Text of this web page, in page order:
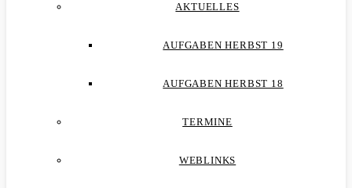
AKTUELLES
AUFGABEN HERBST 19
AUFGABEN HERBST 18
TERMINE
WEBLINKS